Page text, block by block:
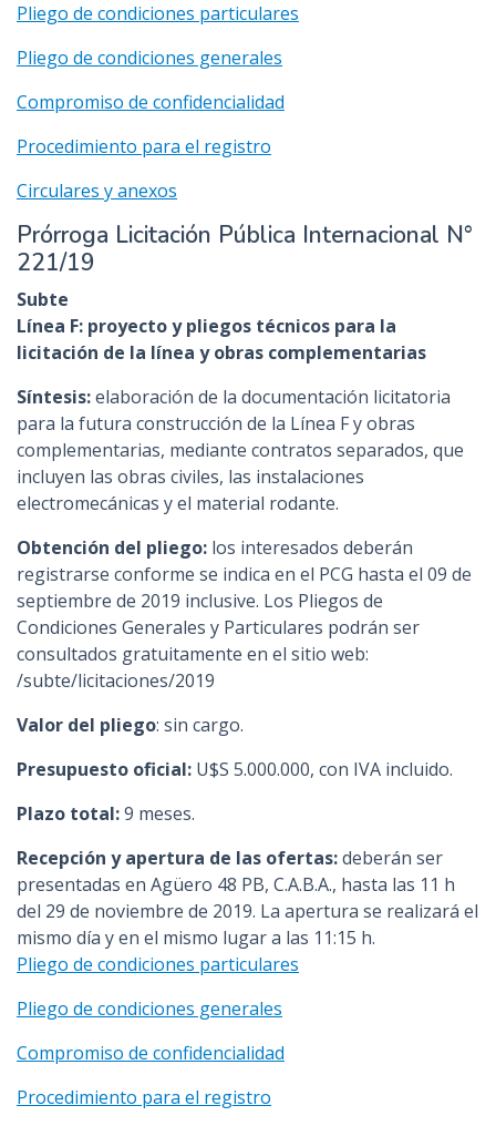
Pliego de condiciones particulares
Pliego de condiciones generales
Compromiso de confidencialidad
Procedimiento para el registro
Circulares y anexos
Prórroga Licitación Pública Internacional N°
221/19
Subte
Línea F: proyecto y pliegos técnicos para la
licitación de la línea y obras complementarias
Síntesis:elaboración de la documentación licitatoria
para la futura construcción de la Línea F y obras
complementarias, mediante contratos separados, que
incluyen las obras civiles, las instalaciones
electromecánicas y el material rodante.
Obtención del pliego: los interesados deberán
registrarse conforme se indica en el PCG hasta el 09 de
septiembre de 2019 inclusive. Los Pliegos de
Condiciones Generales y Particulares podrán ser
consultados gratuitamente en el sitio web:
/subte/licitaciones/2019
Valor del pliego: sin cargo.
Presupuesto oficial: U$S 5.000.000, con IVA incluido.
Plazo total:9 meses.
Recepción y apertura de las ofertas:deberán ser
presentadas en Agüero 48 PB, C.A.B.A., hasta las 11 h
del 29 de noviembre de 2019. La apertura se realizará el
mismo día y en el mismo lugar a las 11:15 h.
Pliego de condiciones particulares
Pliego de condiciones generales
Compromiso de confidencialidad
Procedimiento para el registro